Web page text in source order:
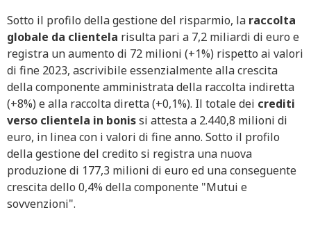
Sotto il profilo della gestione del risparmio, la raccolta
globale da clientela risulta pari a 7,2 miliardi di euro e
registra un aumento di 72 milioni (+1%) rispetto ai valori
di fine 2023, ascrivibile essenzialmente alla crescita
della componente amministrata della raccolta indiretta
(+8%) e alla raccolta diretta (+0,1%). Il totale dei crediti
verso clientela in bonissi attesta a 2.440,8 milioni di
euro, in linea con i valori di fine anno. Sotto il profilo
della gestione del credito si registra una nuova
produzione di 177,3 milioni di euro ed una conseguente
crescita dello 0,4% della componente "Mutui e
sovvenzioni".